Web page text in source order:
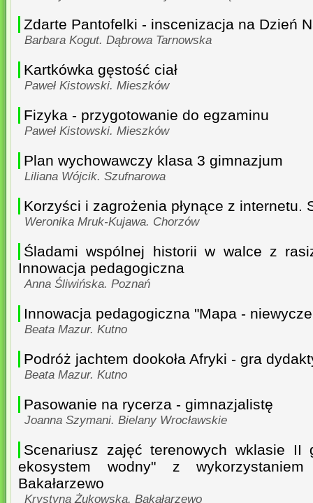
Zdarte Pantofelki - inscenizacja na Dzień
Barbara Kogut. Dąbrowa Tarnowska
Kartkówka gęstość ciał
Paweł Kistowski. Mieszków
Fizyka - przygotowanie do egzaminu
Paweł Kistowski. Mieszków
Plan wychowawczy klasa 3 gimnazjum
Liliana Wójcik. Szufnarowa
Korzyści i zagrożenia płynące z internetu.
Weronika Mruk-Kujawa. Chorzów
Śladami wspólnej historii w walce z
Innowacja pedagogiczna
Anna Śliwińska. Poznań
Innowacja pedagogiczna "Mapa -
Beata Mazur. Kutno
Podróż jachtem dookoła Afryki - gra
Beata Mazur. Kutno
Pasowanie na rycerza - gimnazjalistę
Joanna Szymani. Bielany Wrocławskie
Scenariusz zajęć terenowych wklasie II
ekosystem wodny" z
Bakałarzewo
Krystyna Żukowska. Bakałarzewo